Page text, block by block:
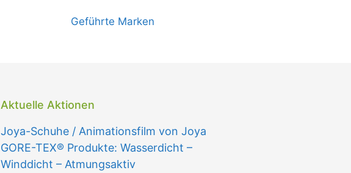
Geführte Marken
Aktuelle Aktionen
Joya-Schuhe / Animationsfilm von Joya
GORE-TEX® Produkte: Wasserdicht –
Winddicht – Atmungsaktiv